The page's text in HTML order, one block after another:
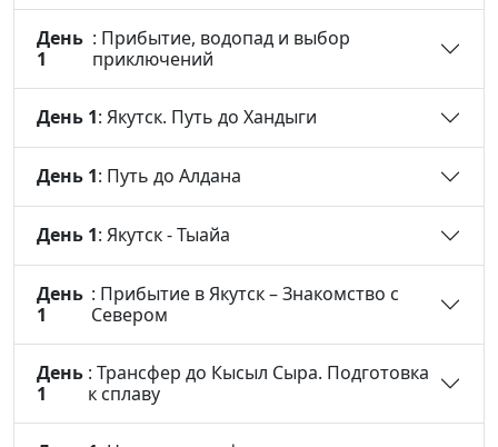
День
1
: Прибытие, водопад и выбор
приключений
День 1: Якутск. Путь до Хандыги
День 1: Путь до Алдана
День 1: Якутск - Тыайа
День
1
: Прибытие в Якутск – Знакомство с
Севером
День
1
: Трансфер до Кысыл Сыра. Подготовка
к сплаву